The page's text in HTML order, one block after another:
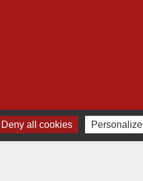
all cookies Personalize